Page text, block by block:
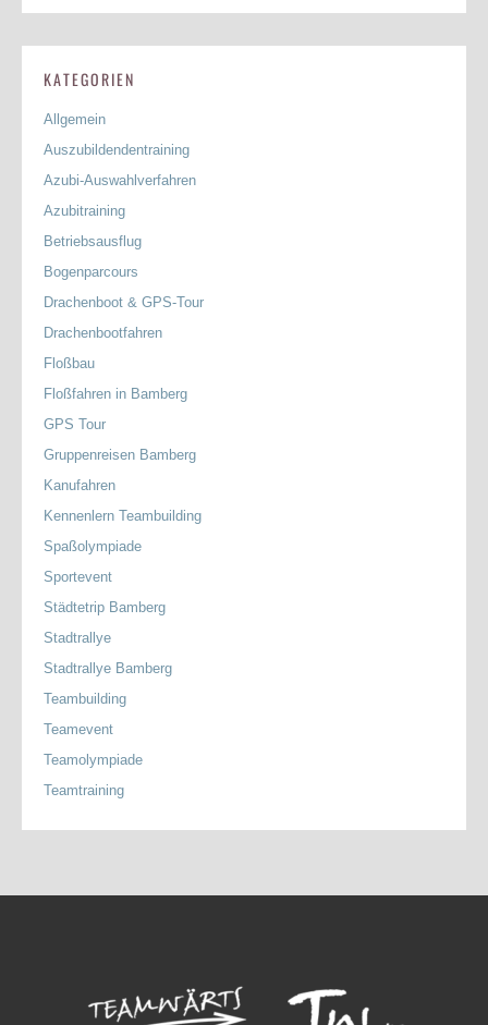
KATEGORIEN
Allgemein
Auszubildendentraining
Azubi-Auswahlverfahren
Azubitraining
Betriebsausflug
Bogenparcours
Drachenboot & GPS-Tour
Drachenbootfahren
Floßbau
Floßfahren in Bamberg
GPS Tour
Gruppenreisen Bamberg
Kanufahren
Kennenlern Teambuilding
Spaßolympiade
Sportevent
Städtetrip Bamberg
Stadtrallye
Stadtrallye Bamberg
Teambuilding
Teamevent
Teamolympiade
Teamtraining